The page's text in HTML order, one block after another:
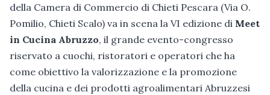
della Camera di Commercio di Chieti Pescara (Via O.
Pomilio, Chieti Scalo) va in scena la VI edizione di Meet
in Cucina Abruzzo, il grande evento-congresso
riservato a cuochi, ristoratori e operatori che ha
come obiettivo la valorizzazione e la promozione
della cucina e dei prodotti agroalimentari Abruzzesi